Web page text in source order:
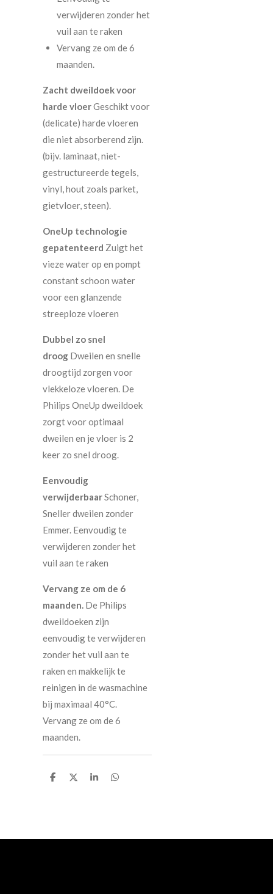
verwijderen zonder het
vuil aan te raken
Vervang ze om de 6
maanden.
Zacht dweildoek voor
harde vloerGeschikt voor
(delicate) harde vloeren
die niet absorberend zijn.
(bijv. laminaat, niet-
gestructureerde tegels,
vinyl, hout zoals parket,
gietvloer, steen).
OneUp technologie
gepatenteerd Zuigt het
vieze water op en pompt
constant schoon water
voor een glanzende
streeploze vloeren
Dubbel zo snel
droog Dweilen en snelle
droogtijd zorgen voor
vlekkeloze vloeren. De
Philips OneUp dweildoek
zorgt voor optimaal
dweilen en je vloer is 2
keer zo snel droog.
Eenvoudig
verwijderbaarSchoner,
Sneller dweilen zonder
Emmer. Eenvoudig te
verwijderen zonder het
vuil aan te raken
Vervang ze om de 6
maanden. De Philips
dweildoeken zijn
eenvoudig te verwijderen
zonder het vuil aan te
raken en makkelijk te
reinigen in de wasmachine
bij maximaal 40°C.
Vervang ze om de 6
maanden.
D
D
S
D